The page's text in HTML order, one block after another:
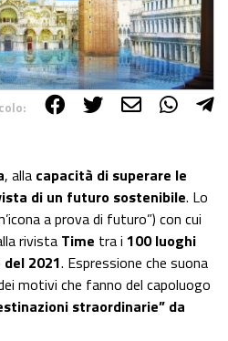
, alla capacità di superare le
di un futuro sostenibile. Lo
a prova di futuro”) con cui
rivista Time tra i 100 luoghi
2021. Espressione che suona
motivi che fanno del capoluogo
straordinarie” da